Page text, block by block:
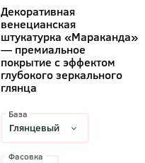
Декоративная
венецианская
штукатурка «Мараканда»
— премиальное
покрытие с эффектом
глубокого зеркального
глянца
База
Фасовка